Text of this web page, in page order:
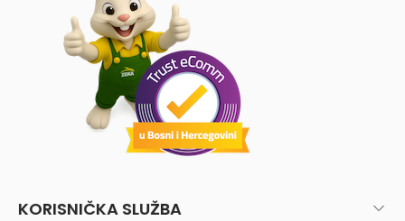
KORISNIČKA SLUŽBA